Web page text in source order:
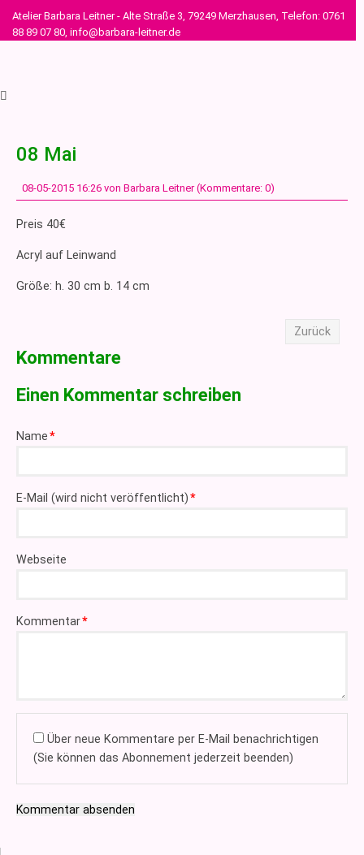
Atelier Barbara Leitner - Alte Straße 3, 79249 Merzhausen, Telefon: 0761
88 89 07 80, info@barbara-leitner.de
08 Mai
08-05-2015 16:26 von Barbara Leitner (Kommentare: 0)
Preis 40€
Acryl auf Leinwand
Größe: h. 30 cm b. 14 cm
Zurück
Kommentare
Einen Kommentar schreiben
Pflichtfeld
Name*
Pflichtfeld
E-Mail (wird nicht veröffentlicht)*
Webseite
Pflichtfeld
Kommentar*
Über neue Kommentare per E-Mail benachrichtigen
(Sie können das Abonnement jederzeit beenden)
Kommentar absenden